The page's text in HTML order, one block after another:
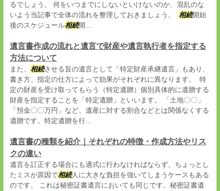
るでしょう。 何をいつまでにしないといけないのか、混乱のな
いよう当記事で全体の流れを整理しておきましょう。 相続開始
後のスケジュール相続開...
遺言書作成の流れと遺言で財産や遺言執行者を指定する
方法について
また、 相続させる旨の遺言として「特定財産承継遺言」もあり、
書き方、指定の仕方によって効果がそれぞれに異なります。 特
定の財産を受け取ってもらう（特定遺贈）個別具体的に遺贈する
財産を指定することを「特定遺贈」といいます。 「土地〇〇」
「預金〇〇万円」など、遺産に対する割合などとは関係なくする
遺贈です。特定遺贈を行...
遺言書の種類を紹介｜それぞれの特徴・作成方法やリス
クの違い
遺言を訂正する場合にも適式に行わなければならず、ちょっとし
たミスが原因で相続人に大きな負担を強いてしまうケースもある
のです。 これは秘密証書遺言においても同じです。秘密証書遺